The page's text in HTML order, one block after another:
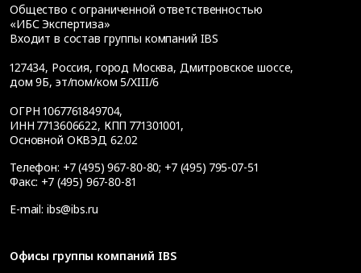
Общество с ограниченной ответственностью
«ИБС Экспертиза»
Входит в состав группы компаний IBS
127434, Россия, город Москва, Дмитровское шоссе,
дом 9Б, эт/пом/ком 5/XIII/6
ОГРН 1067761849704,
ИНН 7713606622, КПП 771301001,
Основной ОКВЭД 62.02
Телефон: +7 (495) 967-80-80; +7 (495) 795-07-51
Факс: +7 (495) 967-80-81
E-mail: ibs@ibs.ru
Офисы группы компаний IBS